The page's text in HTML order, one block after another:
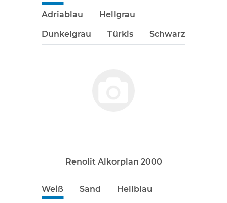
Adriablau Hellgrau
Dunkelgrau Türkis Schwarz
Renolit Alkorplan 2000
Weiß Sand Hellblau